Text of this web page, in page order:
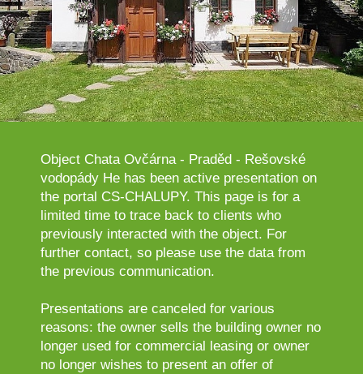
Object Chata Ovčárna - Praděd - Rešovské
vodopády He has been active presentation on
the portal CS-CHALUPY. This page is for a
limited time to trace back to clients who
previously interacted with the object. For
further contact, so please use the data from
the previous communication.
Presentations are canceled for various
reasons: the owner sells the building owner no
longer used for commercial leasing or owner
no longer wishes to present an offer of